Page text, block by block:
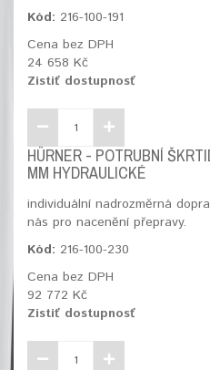
Kód: 216-100-191
Cena bez DPH
24 658 Kč
Zistiť dostupnosť
HÜRNER - POTRUBNÍ
MM HYDRAULICKÉ
individuální nadrozměrná
nás pro nacenění přepravy.
Kód: 216-100-230
Cena bez DPH
92 772 Kč
Zistiť dostupnosť